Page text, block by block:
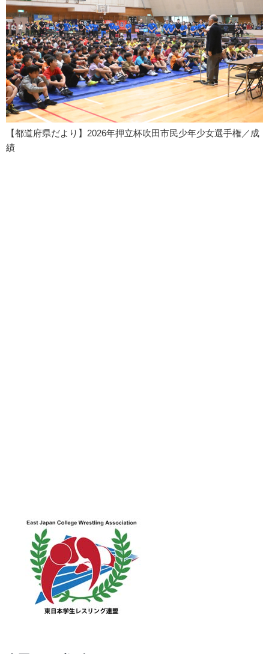
【都道府県だより】2026年押立杯吹田市民少年少女選手権／成
績